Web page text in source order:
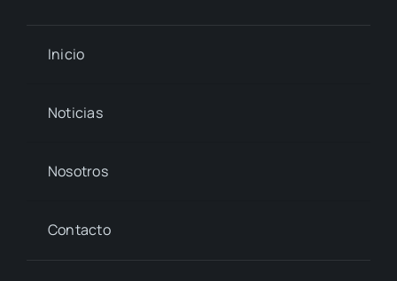
Inicio
Noticias
Nosotros
Contacto